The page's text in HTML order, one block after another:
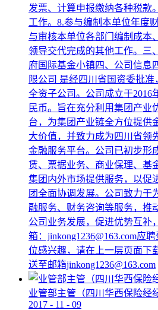
发票、计算申报缴纳各种税款
工作。8.参与编制本单位年度
与审核本单位各部门编制成本
领导交代完成的其他工作。三
府国际基金小镇四、公司信息
限公司 是经四川省国资委批
全资子公司。公司成立于2016
民币。旨在充分利用集团产业
台，为集团产业链全方位提供
大价值，并致力成为四川省领
金融服务平台。公司已初步形
赁、票据业务、商业保理、基
集团内外市场提供服务，以促
团全面协调发展。公司致力于
融服务、财务咨询等服务，推
公司业务发展，促进优势互补
箱：jinkong1236@163.com应
位感兴趣，请在上一层页面下
送至邮箱jinkong1236@163.com
业管部主管（四川华西保险经
2017 - 11 - 09